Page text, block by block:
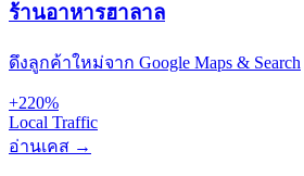
ร้านอาหารฮาลาล
ดึงลูกค้าใหม่จาก Google Maps & Search
+220%
Local Traffic
อ่านเคส →